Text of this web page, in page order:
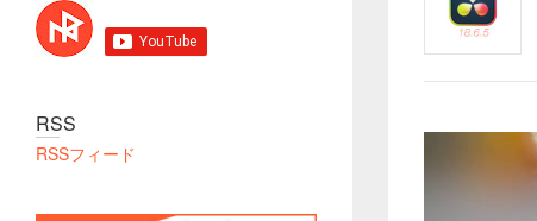
RSS
RSSフィード